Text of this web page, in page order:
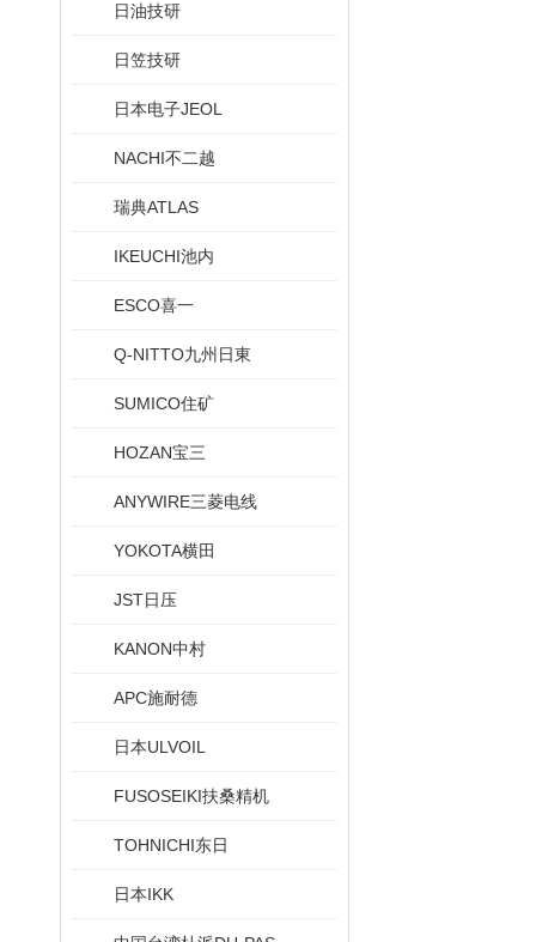
日油技研
日笠技研
日本电子JEOL
NACHI不二越
瑞典ATLAS
IKEUCHI池内
ESCO喜一
Q-NITTO九州日東
SUMICO住矿
HOZAN宝三
ANYWIRE三菱电线
YOKOTA横田
JST日压
KANON中村
APC施耐德
日本ULVOIL
FUSOSEIKI扶桑精机
TOHNICHI东日
日本IKK